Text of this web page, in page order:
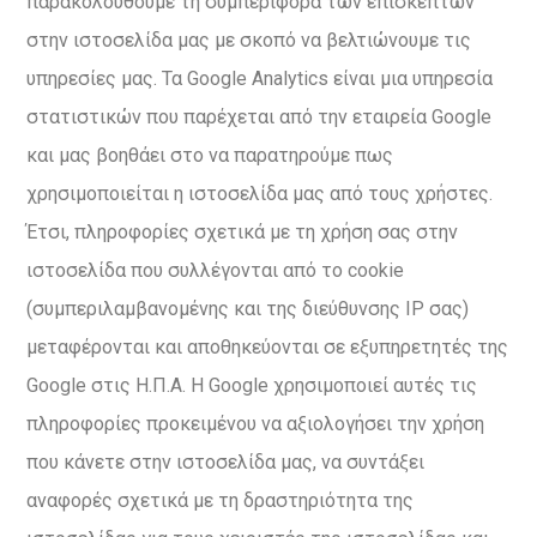
στην ιστοσελίδα μας με σκοπό να βελτιώνουμε τις
υπηρεσίες μας. Τα Google Analytics είναι μια υπηρεσία
στατιστικών που παρέχεται από την εταιρεία Google
και μας βοηθάει στο να παρατηρούμε πως
χρησιμοποιείται η ιστοσελίδα μας από τους χρήστες.
Έτσι, πληροφορίες σχετικά με τη χρήση σας στην
ιστοσελίδα που συλλέγονται από το cookie
(συμπεριλαμβανομένης και της διεύθυνσης IP σας)
μεταφέρονται και αποθηκεύονται σε εξυπηρετητές της
Google στις Η.Π.Α. Η Google χρησιμοποιεί αυτές τις
πληροφορίες προκειμένου να αξιολογήσει την χρήση
που κάνετε στην ιστοσελίδα μας, να συντάξει
αναφορές σχετικά με τη δραστηριότητα της